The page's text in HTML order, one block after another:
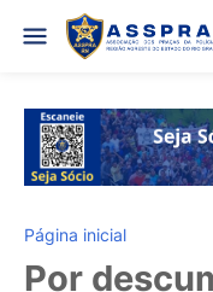
Página inicial
Por